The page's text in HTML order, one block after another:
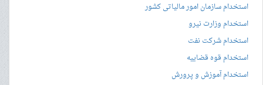
استخدام سازمان امور مالیاتی کشور
استخدام وزارت نیرو
استخدام شرکت نفت
استخدام قوه قضاییه
استخدام آموزش و پرورش